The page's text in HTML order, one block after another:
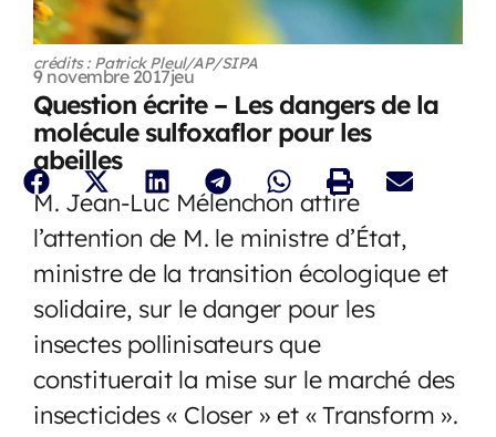
crédits : Patrick Pleul/AP/SIPA
9 novembre 2017jeu
Question écrite – Les dangers de la
molécule sulfoxaflor pour les
abeilles
M. Jean-Luc Mélenchon attire
l’attention de M. le ministre d’État,
ministre de la transition écologique et
solidaire, sur le danger pour les
insectes pollinisateurs que
constituerait la mise sur le marché des
insecticides « Closer » et « Transform ».